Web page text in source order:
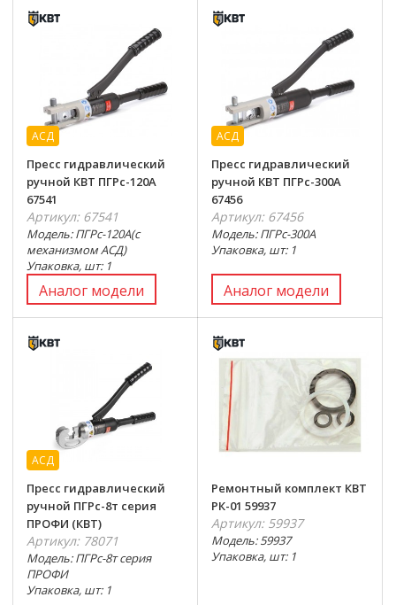
АСД
Пресс гидравлический
ручной КВТ ПГРс-120А
67541
Артикул: 67541
Модель: ПГРс-120А(с
механизмом АСД)
Упаковка, шт: 1
Аналог модели
АСД
Пресс гидравлический
ручной КВТ ПГРс-300А
67456
Артикул: 67456
Модель: ПГРс-300А
Упаковка, шт: 1
Аналог модели
АСД
Пресс гидравлический
ручной ПГРс-8т серия
ПРОФИ (КВТ)
Артикул: 78071
Модель: ПГРс-8т серия
ПРОФИ
Упаковка, шт: 1
Ремонтный комплект КВТ
РК-01 59937
Артикул: 59937
Модель: 59937
Упаковка, шт: 1